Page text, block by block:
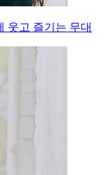
웃고 즐기는 무대